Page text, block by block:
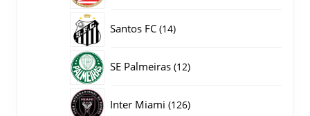
Santos FC 1414
SE Palmeiras 1212
Inter Miami 126126